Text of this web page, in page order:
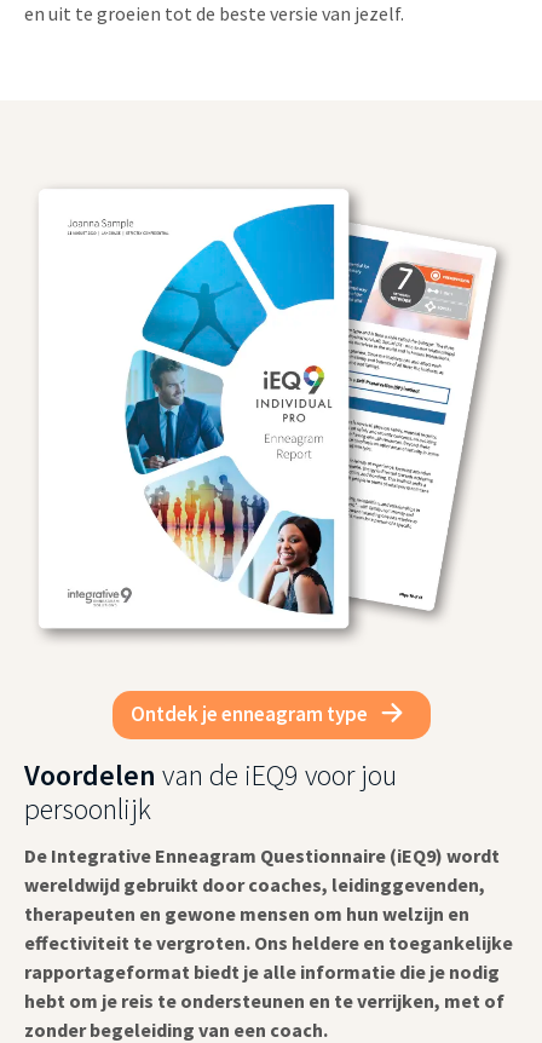
en uit te groeien tot de beste versie van jezelf.
Ontdek je enneagram type
Voordelen van de iEQ9 voor jou
persoonlijk
De Integrative Enneagram Questionnaire (iEQ9) wordt
wereldwijd gebruikt door coaches, leidinggevenden,
therapeuten en gewone mensen om hun welzijn en
effectiviteit te vergroten. Ons heldere en toegankelijke
rapportageformat biedt je alle informatie die je nodig
hebt om je reis te ondersteunen en te verrijken, met of
zonder begeleiding van een coach.